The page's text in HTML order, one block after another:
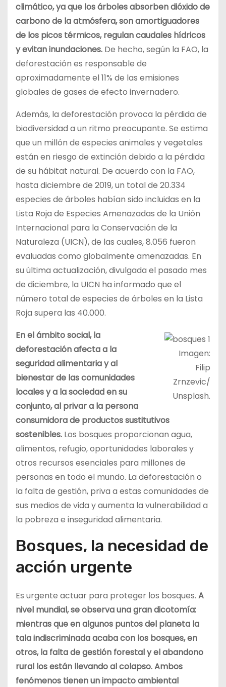
climático, ya que los árboles absorben dióxido de
carbono de la atmósfera, son amortiguadores
de los picos térmicos, regulan caudales hídricos
y evitan inundaciones. De hecho, según la FAO, la
deforestación es responsable de
aproximadamente el 11% de las emisiones
globales de gases de efecto invernadero.
Además, la deforestación provoca la pérdida de
biodiversidad a un ritmo preocupante. Se estima
que un millón de especies animales y vegetales
están en riesgo de extinción debido a la pérdida
de su hábitat natural. De acuerdo con la FAO,
hasta diciembre de 2019, un total de 20.334
especies de árboles habían sido incluidas en la
Lista Roja de Especies Amenazadas de la Unión
Internacional para la Conservación de la
Naturaleza (UICN), de las cuales, 8.056 fueron
evaluadas como globalmente amenazadas. En
su última actualización, divulgada el pasado mes
de diciembre, la UICN ha informado que el
número total de especies de árboles en la Lista
Roja supera las 40.000.
Imagen:
Filip
Zrnzevic/
Unsplash.
En el ámbito social, la
deforestación afecta a la
seguridad alimentaria y al
bienestar de las comunidades
locales y a la sociedad en su
conjunto, al privar a la persona
consumidora de productos sustitutivos
sostenibles. Los bosques proporcionan agua,
alimentos, refugio, oportunidades laborales y
otros recursos esenciales para millones de
personas en todo el mundo. La deforestación o
la falta de gestión, priva a estas comunidades de
sus medios de vida y aumenta la vulnerabilidad a
la pobreza e inseguridad alimentaria.
Bosques, la necesidad de
acción urgente
Es urgente actuar para proteger los bosques. A
nivel mundial, se observa una gran dicotomía:
mientras que en algunos puntos del planeta la
tala indiscriminada acaba con los bosques, en
otros, la falta de gestión forestal y el abandono
rural los están llevando al colapso. Ambos
fenómenos tienen un impacto ambiental